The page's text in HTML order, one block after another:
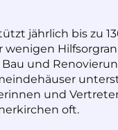
jährlich bis zu
wenigen
und
und
oft.